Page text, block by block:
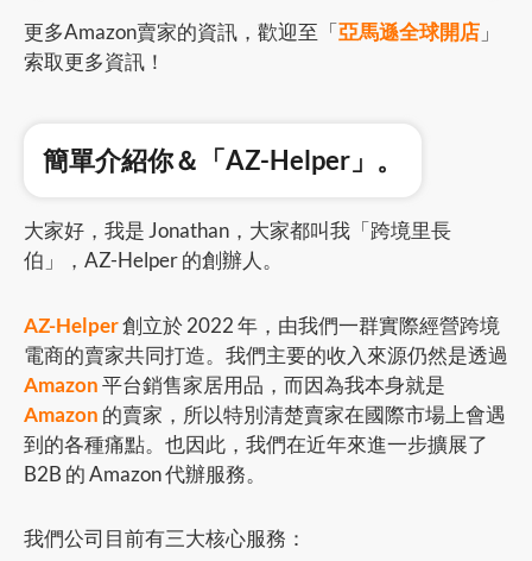
更多Amazon賣家的資訊，歡迎至「亞馬遜全球開店 」
索取更多資訊！
簡單介紹你＆「AZ-Helper」。
大家好，我是 Jonathan，大家都叫我「跨境里長
伯」，AZ-Helper 的創辦人。
AZ-Helper創立於 2022 年，由我們一群實際經營跨境
電商的賣家共同打造。我們主要的收入來源仍然是透過
Amazon平台銷售家居用品，而因為我本身就是
Amazon 的賣家，所以特別清楚賣家在國際市場上會遇
到的各種痛點。也因此，我們在近年來進一步擴展了
B2B 的 Amazon 代辦服務。
我們公司目前有三大核心服務：